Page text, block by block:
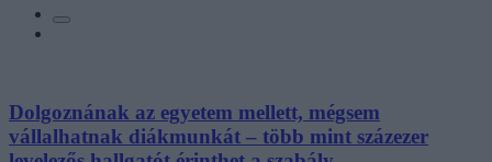
Dolgoznának az egyetem mellett, mégsem
vállalhatnak diákmunkát – több mint százezer